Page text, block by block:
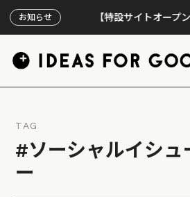
お知らせ 【特設サイトオープン】映
TAG
#ソーシャルイシュ
ー